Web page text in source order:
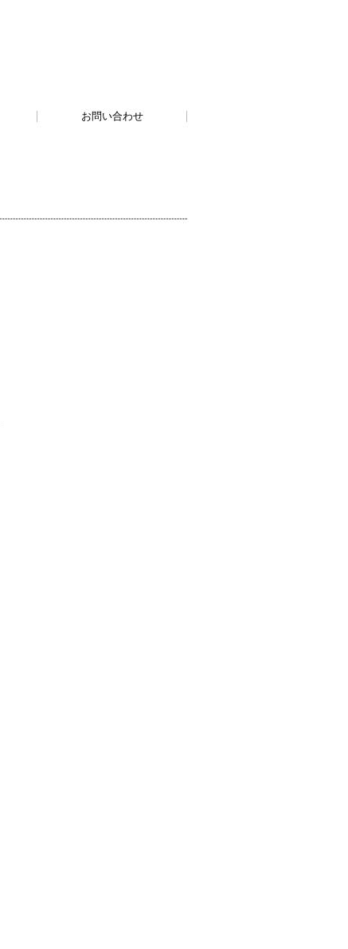
お問い合わせ